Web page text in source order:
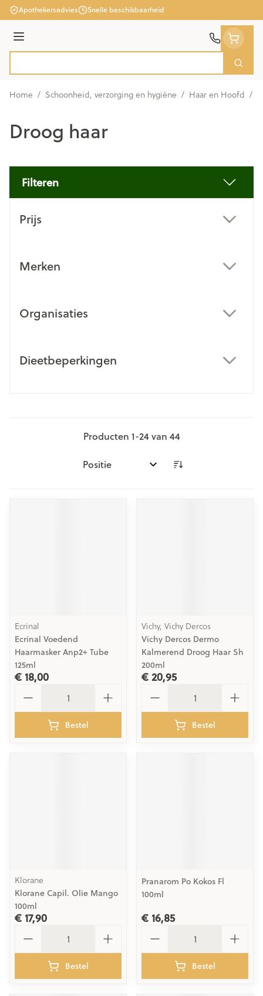
Ga naar de inhoud
Apothekersadvies Snelle beschikbaarheid
Menu
Zoek
Home / Schoonheid, verzorging en hygiëne / Haar en Hoofd /
Droog haar
Filteren
Prijs
Merken
Organisaties
Dieetbeperkingen
Producten 1-24van 44
Sorteer op:
Ecrinal
Ecrinal Voedend
Haarmasker Anp2+ Tube
125ml
€ 18,00
Bestel
Vichy, Vichy Dercos
Vichy Dercos Dermo
Kalmerend Droog Haar Sh
200ml
€ 20,95
Bestel
Klorane
Klorane Capil. Olie Mango
100ml
€ 17,90
Bestel
Pranarom Po Kokos Fl
100ml
€ 16,85
Bestel